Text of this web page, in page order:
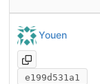
Youen
e199d531a1